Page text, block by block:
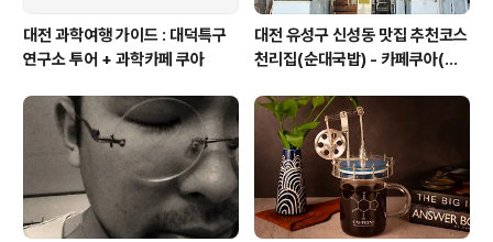
대전 과학여행 가이드 : 대덕특구
연구소 투어 + 과학카페 쿠아
대전 유성구 신성동 맛집 추천코스
천리집(순대국밥) - 카페쿠아(커